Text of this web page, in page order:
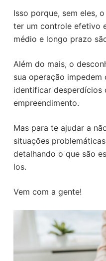
Isso porque, sem eles,
ter um controle efetivo
médio e longo prazo
Além do mais, o
sua operação impedem
identificar desperdícios
empreendimento.
Mas para te ajudar a
situações
detalhando o que são
los.
Vem com a gente!